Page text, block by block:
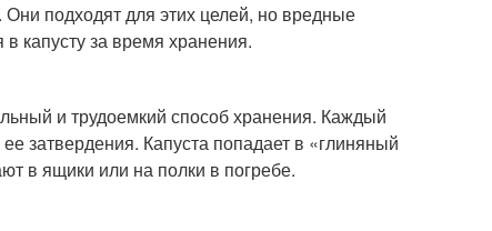
подходят для этих целей, но вредные
капусту за время хранения.
и трудоемкий способ хранения. Каждый
затвердения. Капуста попадает в «глиняный
в ящики или на полки в погребе.